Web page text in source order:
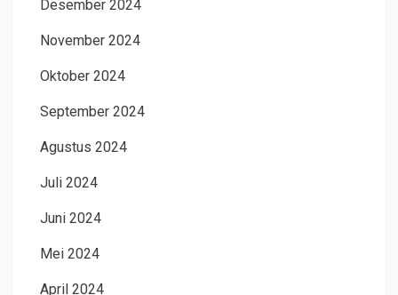
Desember 2024
November 2024
Oktober 2024
September 2024
Agustus 2024
Juli 2024
Juni 2024
Mei 2024
April 2024